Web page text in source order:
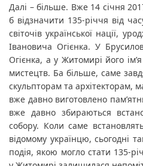
Далі – більше. Вже 14 січня
б відзначити 135-річчя від
світочів української нації,
Івановича Огієнка. У
Огієнка, а у Житомирі його
мистецтв. Ба більше, саме
скульпторам та архітекторам,
вже давно виготовлено
вже давно збираються
собору. Коли саме
відомому українцю, сьогодні
подія, якою могло стати 135-